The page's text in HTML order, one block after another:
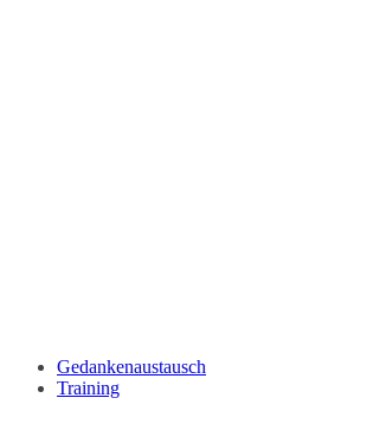
Gedankenaustausch
Training